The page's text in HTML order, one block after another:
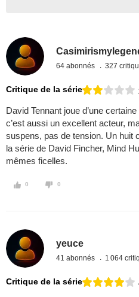
64 abonnés 327
Critique de la série
David Tennant joue d’une
c’est aussi un excellent acteur,
suspens, pas de tension. Un huit
la série de David Fincher, Mind
mêmes ficelles.
0 0
yeuce
41 abonnés 1 064
Critique de la série